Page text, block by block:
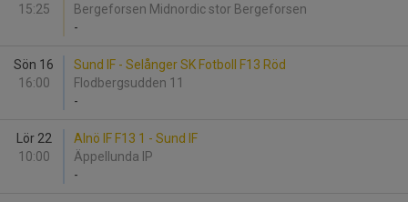
15:25
Bergeforsen Midnordic stor Bergeforsen
-
Sön 16
16:00
Sund IF - Selånger SK Fotboll F13 Röd
Flodbergsudden 11
-
Lör 22
10:00
Alnö IF F13 1 - Sund IF
Äppellunda IP
-